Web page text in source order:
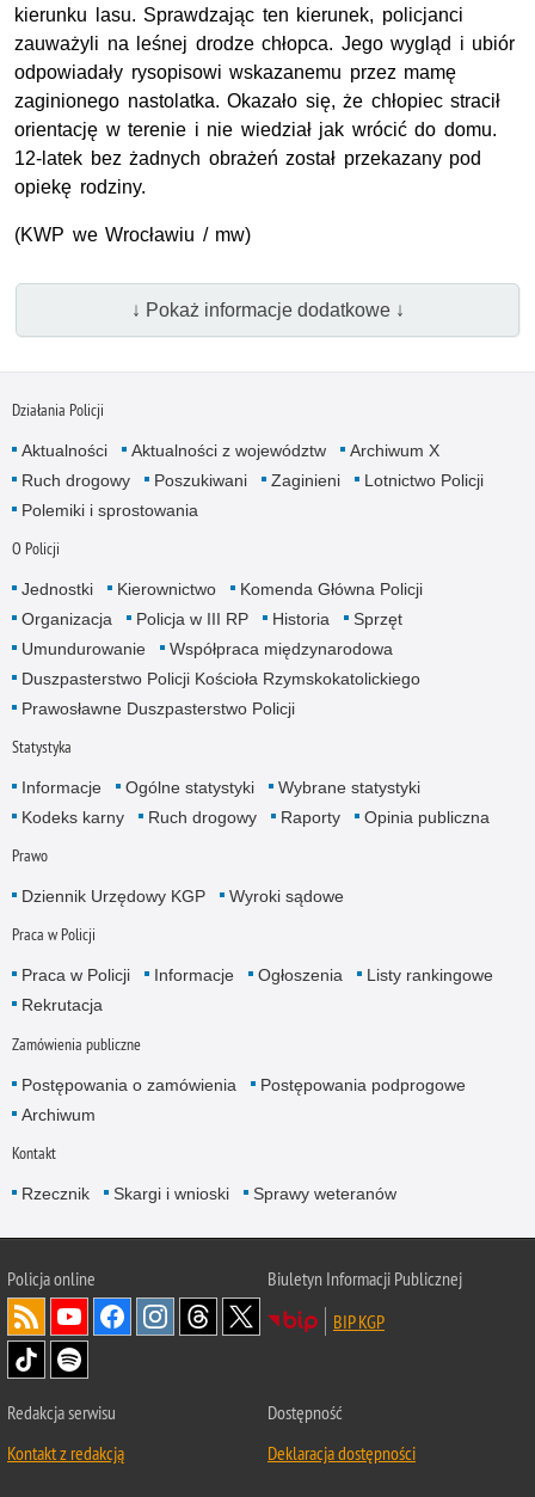
kierunku lasu. Sprawdzając ten kierunek, policjanci
zauważyli na leśnej drodze chłopca. Jego wygląd i ubiór
odpowiadały rysopisowi wskazanemu przez mamę
zaginionego nastolatka. Okazało się, że chłopiec stracił
orientację w terenie i nie wiedział jak wrócić do domu.
12-latek bez żadnych obrażeń został przekazany pod
opiekę rodziny.
(KWP we Wrocławiu / mw)
↓ Pokaż informacje dodatkowe ↓
Działania Policji
Aktualności Aktualności z województw
Archiwum X
Ruch drogowy
Poszukiwani Zaginieni
Lotnictwo Policji
Polemiki i sprostowania
O Policji
Jednostki Kierownictwo
Komenda Główna Policji
Organizacja
Policja w III RP Historia
Sprzęt
Umundurowanie
Współpraca międzynarodowa
Duszpasterstwo Policji Kościoła Rzymskokatolickiego
Prawosławne Duszpasterstwo Policji
Statystyka
Informacje Ogólne statystyki
Wybrane statystyki
Kodeks karny
Ruch drogowy Raporty Opinia publiczna
Prawo
Dziennik Urzędowy KGP Wyroki sądowe
Praca w Policji
Praca w Policji Informacje Ogłoszenia
Listy rankingowe
Rekrutacja
Zamówienia publiczne
Postępowania o zamówienia
Postępowania podprogowe
Archiwum
Kontakt
Rzecznik Skargi i wnioski Sprawy weteranów
Policjaonline
Biuletyn Informacji Publicznej
BIP KGP
Redakcja serwisu
Kontakt z redakcją
Dostępność
Deklaracja dostępności